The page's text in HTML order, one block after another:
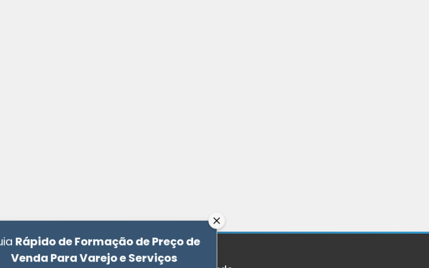
Rápido de Formação de Preço de
Venda Para Varejo e Serviços